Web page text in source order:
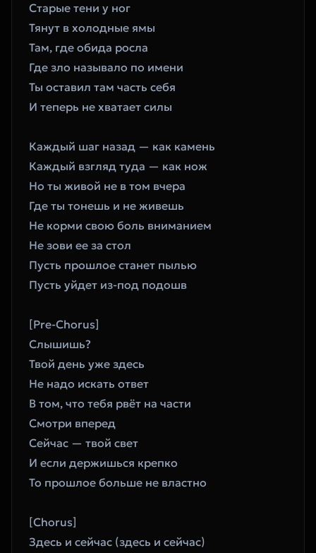
Старые тени у ног
Тянут в холодные ямы
Там, где обида росла
Где зло называло по имени
Ты оставил там часть себя
И теперь не хватает силы
Каждый шаг назад — как камень
Каждый взгляд туда — как нож
Но ты живой не в том вчера
Где ты тонешь и не живешь
Не корми свою боль вниманием
Не зови ее за стол
Пусть прошлое станет пылью
Пусть уйдет из-под подошв
[Pre-Chorus]
Слышишь?
Твой день уже здесь
Не надо искать ответ
В том, что тебя рвёт на части
Смотри вперед
Сейчас — твой свет
И если держишься крепко
То прошлое больше не властно
[Chorus]
Здесь и сейчас (здесь и сейчас)